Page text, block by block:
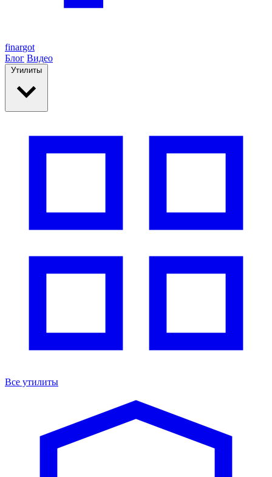
finargot
Блог Видео
Утилиты
Все утилиты